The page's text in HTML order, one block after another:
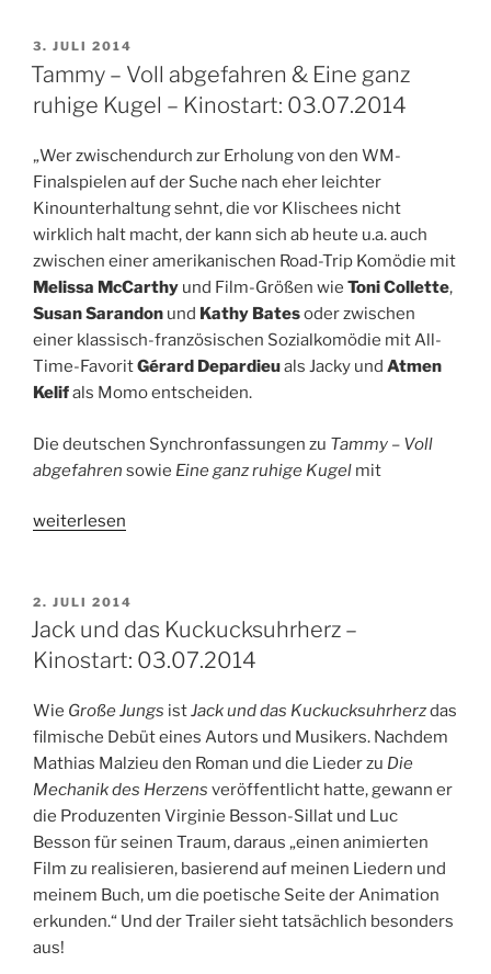
03.07.2014“
VERÖFFENTLICHT
AM
3. JULI 2014
Tammy – Voll abgefahren & Eine ganz
ruhige Kugel – Kinostart: 03.07.2014
„Wer zwischendurch zur Erholung von den WM-
Finalspielen auf der Suche nach eher leichter
Kinounterhaltung sehnt, die vor Klischees nicht
wirklich halt macht, der kann sich ab heute u.a. auch
zwischen einer amerikanischen Road-Trip Komödie mit
Melissa McCarthy und Film-Größen wie Toni Collette,
Susan Sarandon und Kathy Batesoder zwischen
einer klassisch-französischen Sozialkomödie mit All-
Time-FavoritGérard Depardieuals Jacky und Atmen
Kelifals Momo entscheiden.
Die deutschen Synchronfassungen zu Tammy – Voll
abgefahren sowie Eine ganz ruhige Kugel mit
„Tammy
abgefahren
&
Eine
ruhige
Kugel
–
Kinostart:
03.07.2014“
weiterlesen
VERÖFFENTLICHT
AM
2. JULI 2014
Jack und das Kuckucksuhrherz –
Kinostart: 03.07.2014
Wie Große Jungs istJack und das Kuckucksuhrherzdas
filmische Debüt eines Autors und Musikers. Nachdem
Mathias Malzieu den Roman und die Lieder zu Die
Mechanik des Herzens veröffentlicht hatte, gewann er
die Produzenten Virginie Besson-Sillat und Luc
Besson für seinen Traum, daraus „einen animierten
Film zu realisieren, basierend auf meinen Liedern und
meinem Buch, um die poetische Seite der Animation
erkunden.“ Und der Trailer sieht tatsächlich besonders
aus!